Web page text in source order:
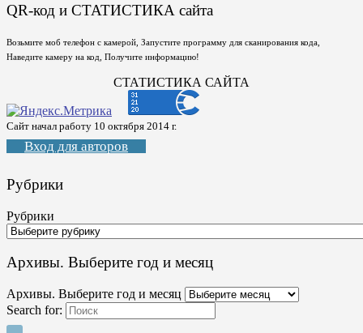
QR-код и СТАТИСТИКА сайта
Возьмите моб телефон с камерой, Запустите программу для сканирования кода,
Наведите камеру на код, Получите информацию!
СТАТИСТИКА САЙТА
Сайт начал работу 10 октября 2014 г.
Вход для авторов
Рубрики
Рубрики
Архивы. Выберите год и месяц
Архивы. Выберите год и месяц
Search for: